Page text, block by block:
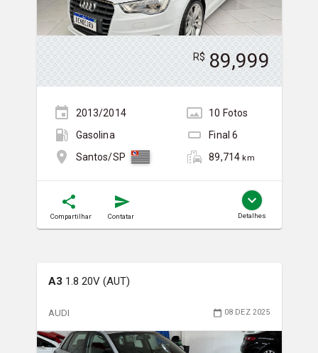
R$ 89,999
2013/2014 10 Fotos
Gasolina
Final6
Santos/SP
89,714 km
Compartilhar Contatar Detalhes
A3 1.8 20V (AUT)
AUDI 08 DEZ 2025